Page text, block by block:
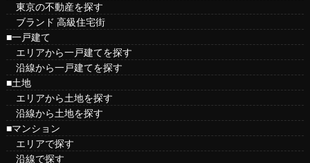
東京の不動産を探す
ブランド 高級住宅街
■一戸建て
エリアから一戸建てを探す
沿線から一戸建てを探す
■土地
エリアから土地を探す
沿線から土地を探す
■マンション
エリアで探す
沿線で探す